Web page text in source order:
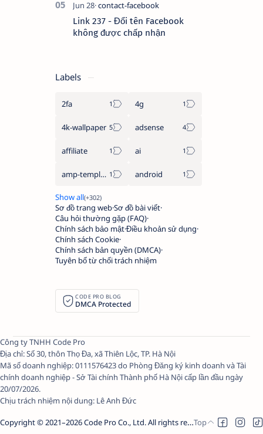
Link 237 - Đổi tên Facebook
không được chấp nhận
Labels
2fa 4g
4k-wallpaper adsense
affiliate ai
amp-template android
Sơ đồ trang webSơ đồ bài viết
Câu hỏi thường gặp (FAQ)
Chính sách bảo mậtĐiều khoản sử dụng
Chính sách Cookie
Chính sách bản quyền (DMCA)
Tuyên bố từ chối trách nhiệm
CODE PRO BLOG
DMCA Protected
Công ty TNHH Code Pro
Địa chỉ: Số 30, thôn Thọ Đa, xã Thiên Lộc, TP. Hà Nội
Mã số doanh nghiệp: 0111576423 do Phòng Đăng ký kinh doanh và Tài
chính doanh nghiệp - Sở Tài chính Thành phố Hà Nội cấp lần đầu ngày
20/07/2026.
Chịu trách nhiệm nội dung: Lê Anh Đức
Copyright © 2021–2026Code Pro Co., Ltd.All rights reserved.